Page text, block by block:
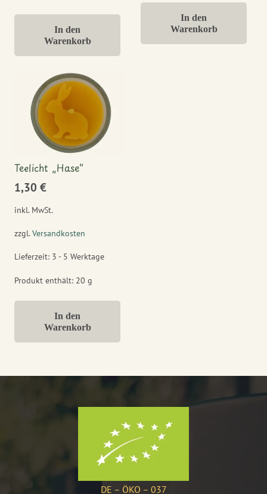
In den
Warenkorb
In den
Warenkorb
Teelicht „Hase“
1,30 €
inkl. MwSt.
zzgl.Versandkosten
Lieferzeit: 3 - 5 Werktage
Produkt enthält: 20 g
In den
Warenkorb
DE – ÖKO – 037